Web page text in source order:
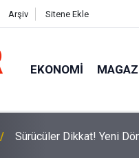
Arşiv Sitene Ekle
EKONOMI
Sürücüler Dikkat! Yeni